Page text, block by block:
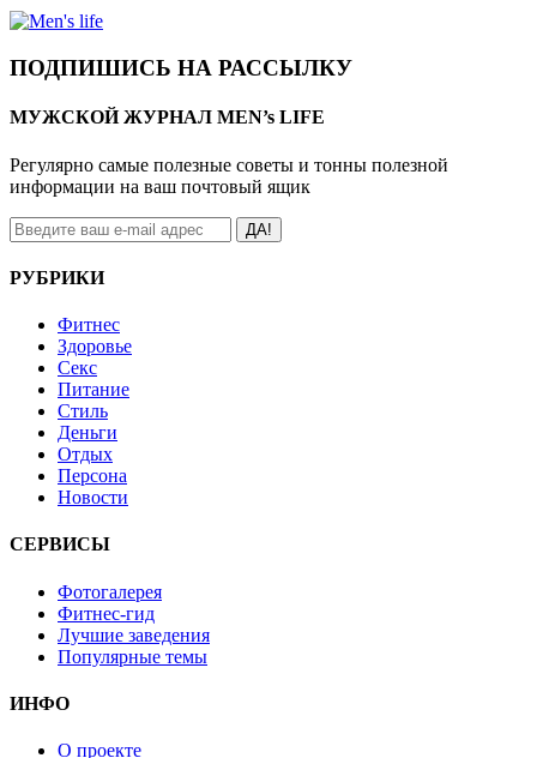
ПОДПИШИСЬ НА РАССЫЛКУ
МУЖСКОЙ ЖУРНАЛ MEN’s LIFE
Регулярно самые полезные советы и тонны полезной
информации на ваш почтовый ящик
ДА!
РУБРИКИ
Фитнес
Здоровье
Секс
Питание
Стиль
Деньги
Отдых
Персона
Новости
СЕРВИСЫ
Фотогалерея
Фитнес-гид
Лучшие заведения
Популярные темы
ИНФО
О проекте